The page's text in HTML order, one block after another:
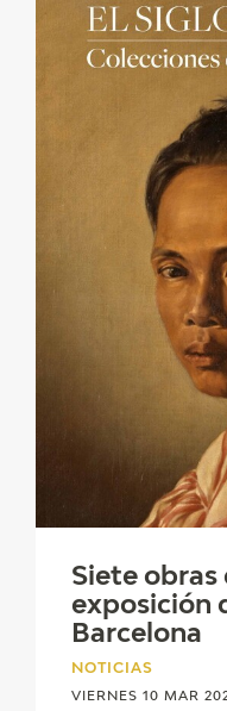
Siete obras
exposición
Barcelona
NOTICIAS
VIERNES 10 MAR